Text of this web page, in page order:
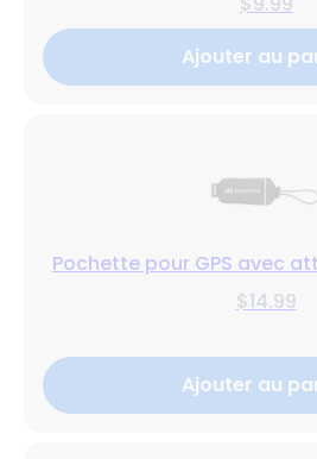
Ajouter au
Pochette pour GPS avec
$14.99
Ajouter au